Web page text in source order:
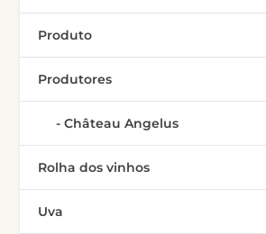
Produto
Produtores
Château Angelus
Rolha dos vinhos
Uva